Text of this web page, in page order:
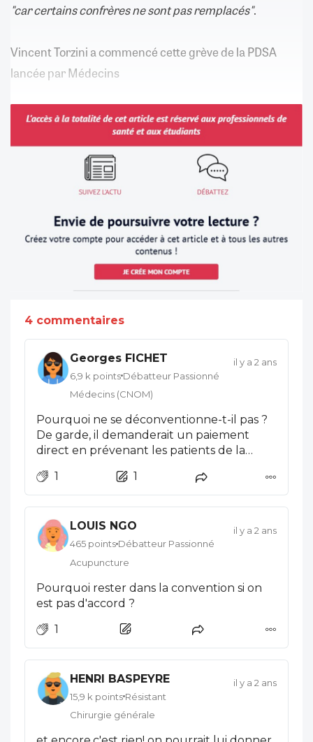
"car certains confrères ne sont pas remplacés".
Vincent Torzini a commencé cette grève de la PDSA
lancée par Médecins
4 commentaires
Georges FICHET
6,9 k points Débatteur Passionné
Médecins (CNOM)
il y a 2 ans
Pourquoi ne se déconventionne-t-il pas ?
De garde, il demanderait un paiement
direct en prévenant les patients de la
part de la CGSS et l'ARS le laisserait peut-
être tranquille ?
1 1
LOUIS NGO
465 points Débatteur Passionné
Acupuncture
il y a 2 ans
Pourquoi rester dans la convention si on
est pas d'accord ?
1
HENRI BASPEYRE
15,9 k points Résistant
Chirurgie générale
il y a 2 ans